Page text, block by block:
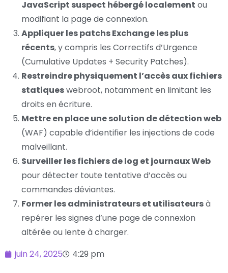
JavaScript suspect hébergé localement ou
modifiant la page de connexion.
Appliquer les patchs Exchange les plus
récents, y compris les Correctifs d’Urgence
(Cumulative Updates + Security Patches).
Restreindre physiquement l’accès aux fichiers
statiqueswebroot, notamment en limitant les
droits en écriture.
Mettre en place une solution de détection web
(WAF) capable d’identifier les injections de code
malveillant.
Surveiller les fichiers de log et journaux Web
pour détecter toute tentative d’accès ou
commandes déviantes.
Former les administrateurs et utilisateursà
repérer les signes d’une page de connexion
altérée ou lente à charger.
juin 24, 2025
4:29 pm